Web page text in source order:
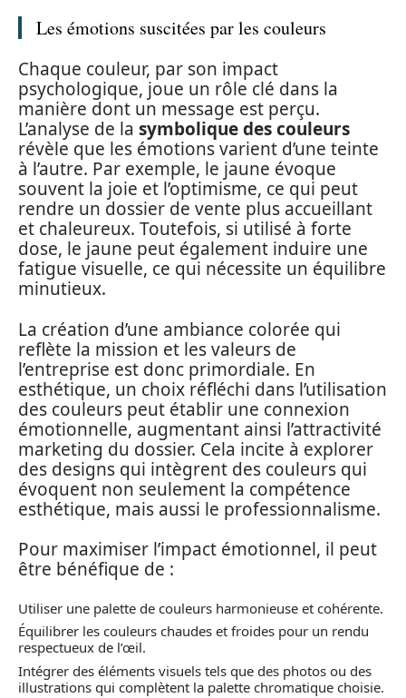
Les émotions suscitées par les couleurs
Chaque couleur, par son impact
psychologique, joue un rôle clé dans la
manière dont un message est perçu.
L’analyse de la symbolique des couleurs
révèle que les émotions varient d’une teinte
à l’autre. Par exemple, le jaune évoque
souvent la joie et l’optimisme, ce qui peut
rendre un dossier de vente plus accueillant
et chaleureux. Toutefois, si utilisé à forte
dose, le jaune peut également induire une
fatigue visuelle, ce qui nécessite un équilibre
minutieux.
La création d’une ambiance colorée qui
reflète la mission et les valeurs de
l’entreprise est donc primordiale. En
esthétique, un choix réfléchi dans l’utilisation
des couleurs peut établir une connexion
émotionnelle, augmentant ainsi l’attractivité
marketing du dossier. Cela incite à explorer
des designs qui intègrent des couleurs qui
évoquent non seulement la compétence
esthétique, mais aussi le professionnalisme.
Pour maximiser l’impact émotionnel, il peut
être bénéfique de :
Utiliser une palette de couleurs harmonieuse et cohérente.
Équilibrer les couleurs chaudes et froides pour un rendu
respectueux de l’œil.
Intégrer des éléments visuels tels que des photos ou des
illustrations qui complètent la palette chromatique choisie.